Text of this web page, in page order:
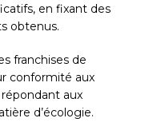
en fixant des
obtenus.
franchises de
conformité aux
aux
d’écologie.